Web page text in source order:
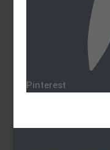
Pinterest